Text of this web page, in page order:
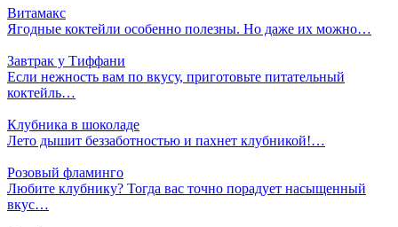
Витамакс
Ягодные коктейли особенно полезны. Но даже их можно…
Завтрак у Тиффани
Если нежность вам по вкусу, приготовьте питательный
коктейль…
Клубника в шоколаде
Лето дышит беззаботностью и пахнет клубникой!…
Розовый фламинго
Любите клубнику? Тогда вас точно порадует насыщенный
вкус…